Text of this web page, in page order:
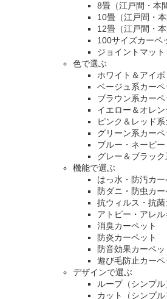
8畳（江戸間・本
10畳（江戸間・
12畳（江戸間・
100サイズカーペ
ジョイントマッ
色で選ぶ
ホワイト＆アイ
ベージュ系カーペ
ブラウン系カーペ
イエロー＆オレ
ピンク＆レッド系
グリーン系カーペ
ブルー・ネービ
グレー＆ブラック
機能で選ぶ
はっ水・防汚カー
防ダニ・防虫カー
抗ウィルス・抗菌
アトピー・アレ
消臭カーペット
防炎カーペット
防音効果カーペッ
遊び毛防止カーペ
デザインで選ぶ
ループ（シンプ
カット（シンプ